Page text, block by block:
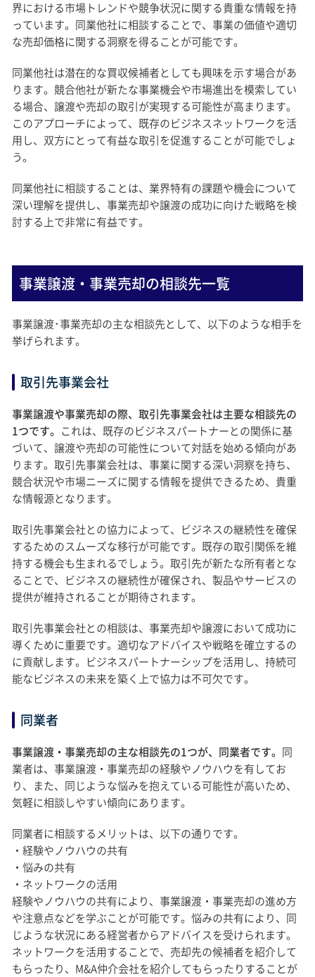
界における市場トレンドや競争状況に関する貴重な情報を持
っています。同業他社に相談することで、事業の価値や適切
な売却価格に関する洞察を得ることが可能です。
同業他社は潜在的な買収候補者としても興味を示す場合があ
ります。競合他社が新たな事業機会や市場進出を模索してい
る場合、譲渡や売却の取引が実現する可能性が高まります。
このアプローチによって、既存のビジネスネットワークを活
用し、双方にとって有益な取引を促進することが可能でしょ
う。
同業他社に相談することは、業界特有の課題や機会について
深い理解を提供し、事業売却や譲渡の成功に向けた戦略を検
討する上で非常に有益です。
事業譲渡・事業売却の相談先一覧
事業譲渡･事業売却の主な相談先として、以下のような相手を
挙げられます。
取引先事業会社
事業譲渡や事業売却の際、取引先事業会社は主要な相談先の
1つです。 これは、既存のビジネスパートナーとの関係に基
づいて、譲渡や売却の可能性について対話を始める傾向があ
ります。取引先事業会社は、事業に関する深い洞察を持ち、
競合状況や市場ニーズに関する情報を提供できるため、貴重
な情報源となります。
取引先事業会社との協力によって、ビジネスの継続性を確保
するためのスムーズな移行が可能です。既存の取引関係を維
持する機会も生まれるでしょう。取引先が新たな所有者とな
ることで、ビジネスの継続性が確保され、製品やサービスの
提供が維持されることが期待されます。
取引先事業会社との相談は、事業売却や譲渡において成功に
導くために重要です。適切なアドバイスや戦略を確立するの
に貢献します。ビジネスパートナーシップを活用し、持続可
能なビジネスの未来を築く上で協力は不可欠です。
同業者
事業譲渡・事業売却の主な相談先の1つが、同業者です。 同
業者は、事業譲渡・事業売却の経験やノウハウを有してお
り、また、同じような悩みを抱えている可能性が高いため、
気軽に相談しやすい傾向にあります。
同業者に相談するメリットは、以下の通りです。
・経験やノウハウの共有
・悩みの共有
・ネットワークの活用
経験やノウハウの共有により、事業譲渡・事業売却の進め方
や注意点などを学ぶことが可能です。悩みの共有により、同
じような状況にある経営者からアドバイスを受けられます。
ネットワークを活用することで、売却先の候補者を紹介して
もらったり、M&A仲介会社を紹介してもらったりすることが